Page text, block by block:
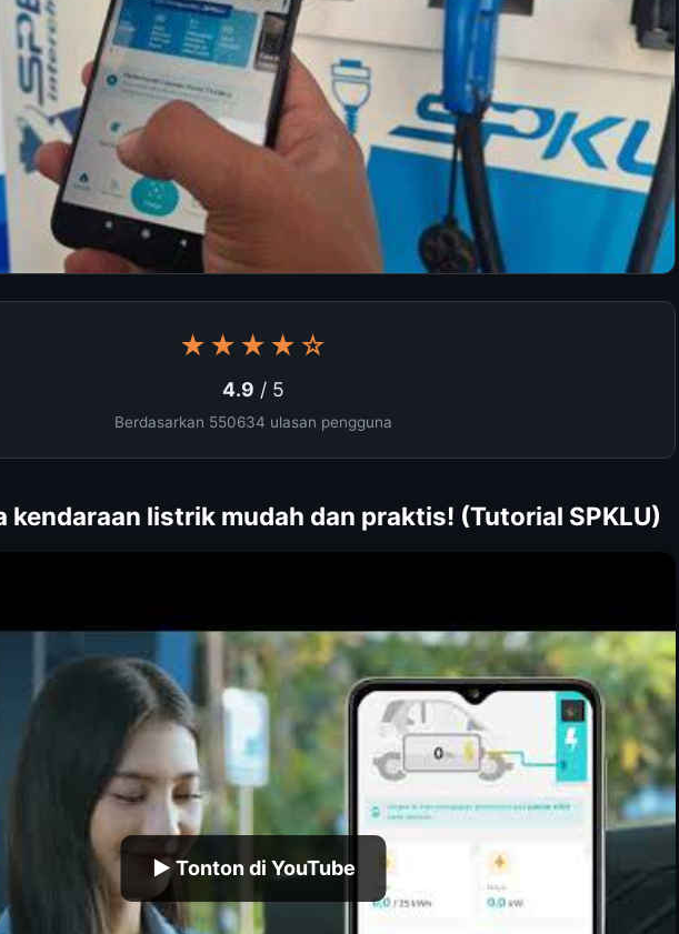
★★★★☆
4.9 / 5
Berdasarkan 550634 ulasan pengguna
kendaraan listrik mudah dan praktis! (Tutorial SPKLU)
▶ Tonton di YouTube